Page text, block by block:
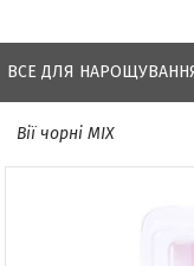
ВСЕ ДЛЯ
Вії чорні MIX